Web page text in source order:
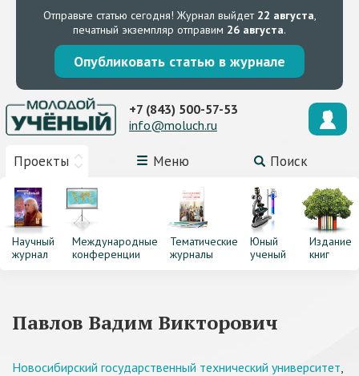
Отправьте статью сегодня! Журнал выйдет 22 августа,
печатный экземпляр отправим 26 августа.
Опубликовать статью в журнале
Проекты Меню Поиск
+7 (843) 500-57-53
info@moluch.ru
Научный
журнал
Международные
конференции
Тематические
журналы
Юный
ученый
Издание
книг
Павлов Вадим Викторович
Новосибирский государственный технический университет,